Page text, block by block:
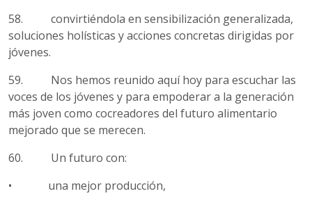
58. convirtiéndola en sensibilización generalizada,
soluciones holísticas y acciones concretas dirigidas por
jóvenes.
59. Nos hemos reunido aquí hoy para escuchar las
voces de los jóvenes y para empoderar a la generación
más joven como cocreadores del futuro alimentario
mejorado que se merecen.
60. Un futuro con:
• una mejor producción,